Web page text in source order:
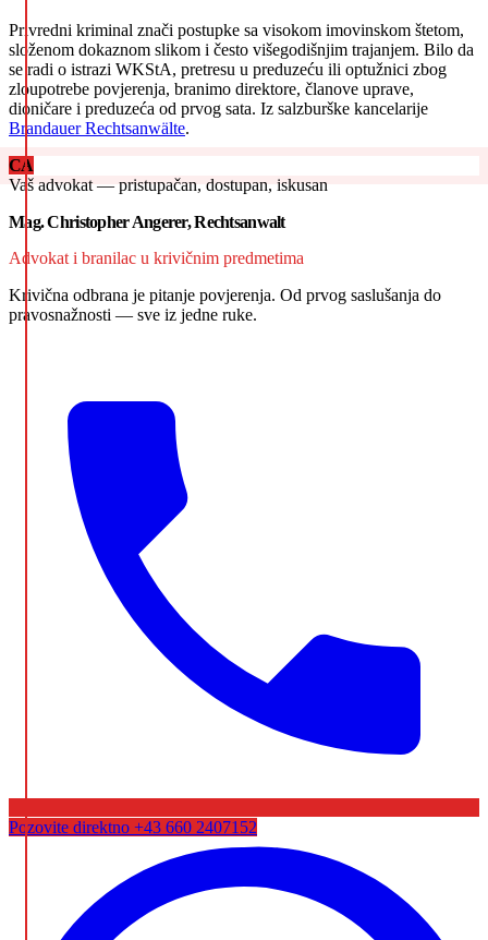
Privredni kriminal znači postupke sa visokom imovinskom štetom,
složenom dokaznom slikom i često višegodišnjim trajanjem. Bilo da
se radi o istrazi WKStA, pretresu u preduzeću ili optužnici zbog
zloupotrebe povjerenja, branimo direktore, članove uprave,
dioničare i preduzeća od prvog sata. Iz salzburške kancelarije
Brandauer Rechtsanwälte.
CA
Vaš advokat — pristupačan, dostupan, iskusan
Mag. Christopher Angerer, Rechtsanwalt
Advokat i branilac u krivičnim predmetima
Krivična odbrana je pitanje povjerenja. Od prvog saslušanja do
pravosnažnosti — sve iz jedne ruke.
Pozovite direktno +43 660 2407152